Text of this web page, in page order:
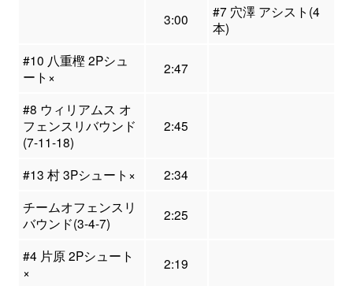
3:00
#7 穴澤 アシスト(4
本)
#10 八重樫 2Pシュ
ート×
2:47
#8 ウィリアムス オ
フェンスリバウンド
(7-11-18)
2:45
#13 村 3Pシュート×
2:34
チームオフェンスリ
バウンド(3-4-7)
2:25
#4 片原 2Pシュート
×
2:19